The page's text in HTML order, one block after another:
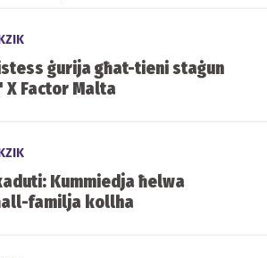
ġurija għat-tieni staġun
X Factor Malta
Kummiedja ħelwa
familja kollha